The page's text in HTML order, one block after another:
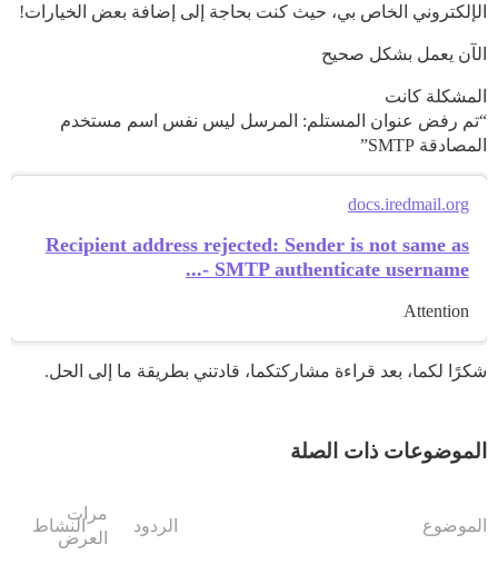
الإلكتروني الخاص بي، حيث كنت بحاجة إلى إضافة بعض الخيارات!
الآن يعمل بشكل صحيح
المشكلة كانت
“تم رفض عنوان المستلم: المرسل ليس نفس اسم مستخدم
المصادقة SMTP”
docs.iredmail.org
Recipient address rejected: Sender is not same as
SMTP authenticate username -...
Attention
شكرًا لكما، بعد قراءة مشاركتكما، قادتني بطريقة ما إلى الحل.
الموضوعات ذات الصلة
الموضوع الردود
مرات
العرض
النشاط